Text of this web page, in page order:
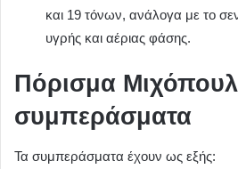
και 19 τόνων, ανάλογα με το
υγρής και αέριας φάσης.
Πόρισμα
συμπεράσματα
Τα συμπεράσματα έχουν ως εξής: